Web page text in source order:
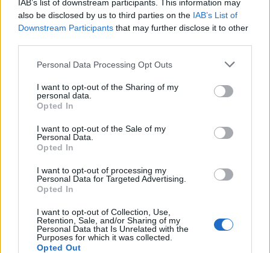
IAB’s list of downstream participants. This information may
also be disclosed by us to third parties on the IAB’s List of
Downstream Participants that may further disclose it to other
Personal Data Processing Opt Outs
I want to opt-out of the Sharing of my
personal data.
Opted In
I want to opt-out of the Sale of my
Personal Data.
Opted In
I want to opt-out of processing my
Personal Data for Targeted Advertising.
Opted In
I want to opt-out of Collection, Use,
Retention, Sale, and/or Sharing of my
Personal Data that Is Unrelated with the
Purposes for which it was collected.
Opted Out
σου φανεί χρήσιμο ανάλογα με τις περιστάσεις.
ΔΙΑΦΗΜΙΣΗ